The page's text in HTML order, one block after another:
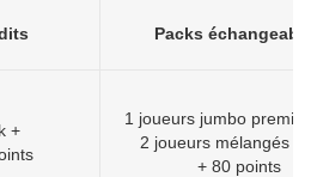
Packs
+
1 joueurs jumbo
2 joueurs mélangés
+ 80 points